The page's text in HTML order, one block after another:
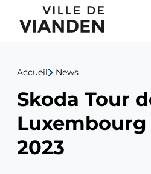
Skoda
Tour
de
Vianden
2023
Menu
navigation
principal
Accueil News
Skoda Tour
2023